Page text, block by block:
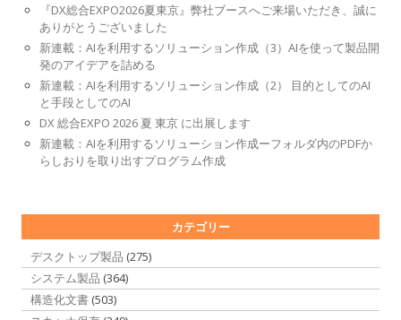
『DX総合EXPO2026夏東京』弊社ブースへご来場いただき、誠に
ありがとうございました
新連載：AIを利用するソリューション作成（3）AIを使って製品開
発のアイデアを詰める
新連載：AIを利用するソリューション作成（2） 目的としてのAI
と手段としてのAI
DX 総合EXPO 2026 夏 東京 に出展します
新連載：AIを利用するソリューション作成ーフォルダ内のPDFか
らしおりを取り出すプログラム作成
カテゴリー
デスクトップ製品 (275)
システム製品 (364)
構造化文書 (503)